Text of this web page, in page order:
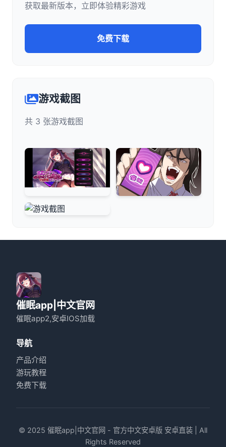
获取最新版本，立即体验精彩游戏
免费下载
游戏截图
共 3 张游戏截图
催眠app|中文官网
催眠app2,安卓IOS加载
导航
产品介绍
游玩教程
免费下载
© 2025 催眠app|中文官网 - 官方中文安卓版 安卓直装 | All
Rights Reserved